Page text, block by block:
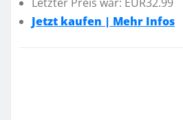
Jetzt kaufen | Mehr Infos